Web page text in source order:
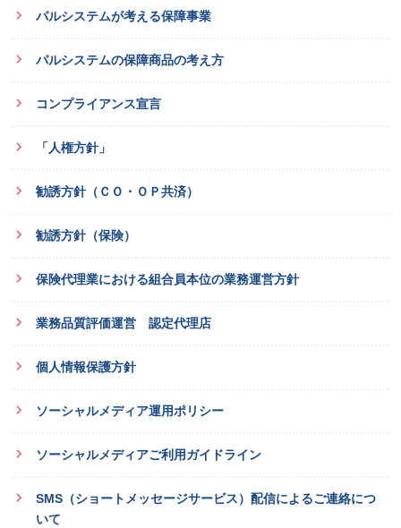
パルシステムが考える保障事業
パルシステムの保障商品の考え方
コンプライアンス宣言
「人権方針」
勧誘方針（ＣＯ・ＯＰ共済）
勧誘方針（保険）
保険代理業における組合員本位の業務運営方針
業務品質評価運営 認定代理店
個人情報保護方針
ソーシャルメディア運用ポリシー
ソーシャルメディアご利用ガイドライン
SMS（ショートメッセージサービス）配信によるご連絡につ
いて